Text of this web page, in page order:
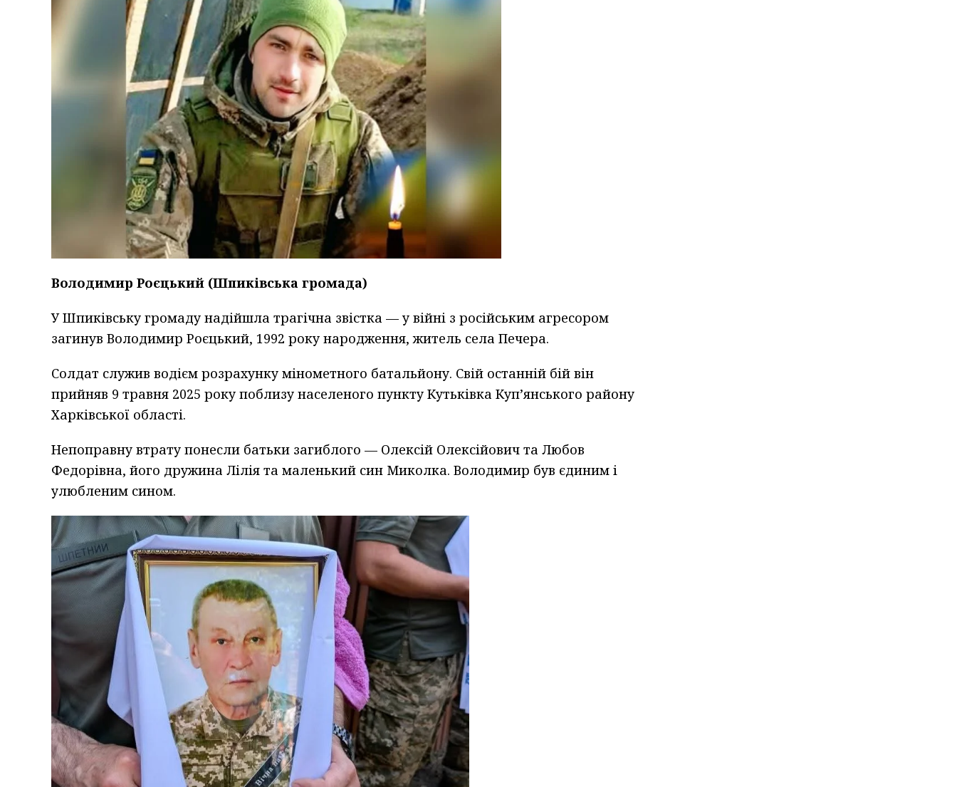
Володимир Роєцький (Шпиківська громада)
У Шпиківську громаду надійшла трагічна звістка — у війні з російським агресором
загинув Володимир Роєцький, 1992 року народження, житель села Печера.
Солдат служив водієм розрахунку мінометного батальйону. Свій останній бій він
прийняв 9 травня 2025 року поблизу населеного пункту Кутьківка Куп’янського району
Харківської області.
Непоправну втрату понесли батьки загиблого — Олексій Олексійович та Любов
Федорівна, його дружина Лілія та маленький син Миколка. Володимир був єдиним і
улюбленим сином.